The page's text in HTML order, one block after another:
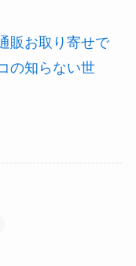
販お取り寄せで
の知らない世